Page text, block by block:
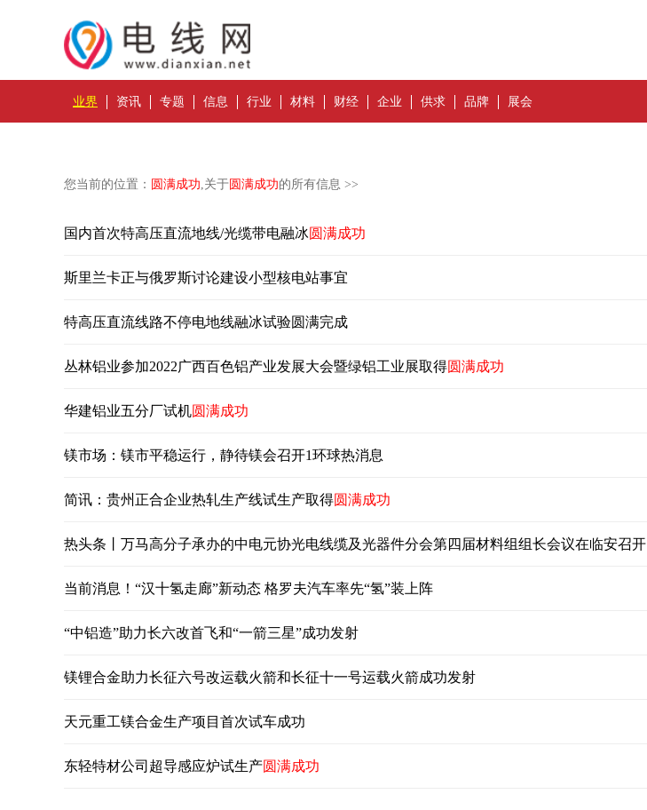
业界 资讯 专题 信息 行业 材料 财经 企业 供求 品牌 展会
您当前的位置： 圆满成功,关于 圆满成功的所有信息 >>
国内首次特高压直流地线/光缆带电融冰圆满成功
斯里兰卡正与俄罗斯讨论建设小型核电站事宜
特高压直流线路不停电地线融冰试验圆满完成
丛林铝业参加2022广西百色铝产业发展大会暨绿铝工业展取得圆满成功
华建铝业五分厂试机圆满成功
镁市场：镁市平稳运行，静待镁会召开1环球热消息
简讯：贵州正合企业热轧生产线试生产取得圆满成功
热头条丨万马高分子承办的中电元协光电线缆及光器件分会第四届材料组组长会议在临安召开
当前消息！“汉十氢走廊”新动态 格罗夫汽车率先“氢”装上阵
“中铝造”助力长六改首飞和“一箭三星”成功发射
镁锂合金助力长征六号改运载火箭和长征十一号运载火箭成功发射
天元重工镁合金生产项目首次试车成功
东轻特材公司超导感应炉试生产圆满成功